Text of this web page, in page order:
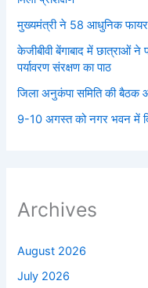
मुख्यमंत्री ने 58 आधुनिक फायर
केजीबीवी बेंगाबाद में छात्राओं ने
पर्यावरण संरक्षण का पाठ
जिला अनुकंपा समिति की बैठक
9-10 अगस्त को नगर भवन में
Archives
August 2026
July 2026